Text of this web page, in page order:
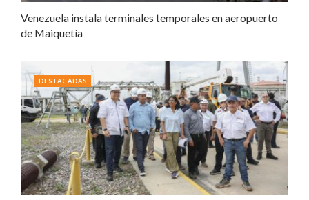
Venezuela instala terminales temporales en aeropuerto
de Maiquetía
DESTACADAS